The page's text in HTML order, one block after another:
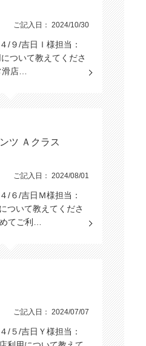
ご記入日： 2024/10/30
/９/吉日Ｉ様担当：
ついて教えてくださ
店…
ツ Ａクラス
ご記入日： 2024/08/01
/６/吉日Ｍ様担当：
ついて教えてくださ
てご利…
ご記入日： 2024/07/07
/５/吉日Ｙ様担当：